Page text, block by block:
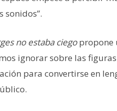
sonidos”.
no estaba ciegopropone
ignorar sobre las
para convertirse en